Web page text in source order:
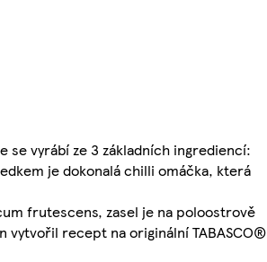
se vyrábí ze 3 základních ingrediencí:
je dokonalá chilli omáčka, která
frutescens, zasel je na poloostrově
vytvořil recept na originální TABASCO®